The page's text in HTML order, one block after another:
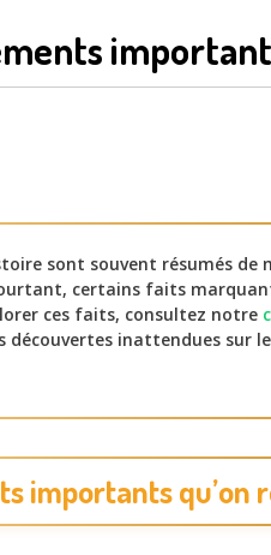
sont souvent résumés
certains faits
ces faits, consultez notre
découvertes inattendues sur
importants qu’on